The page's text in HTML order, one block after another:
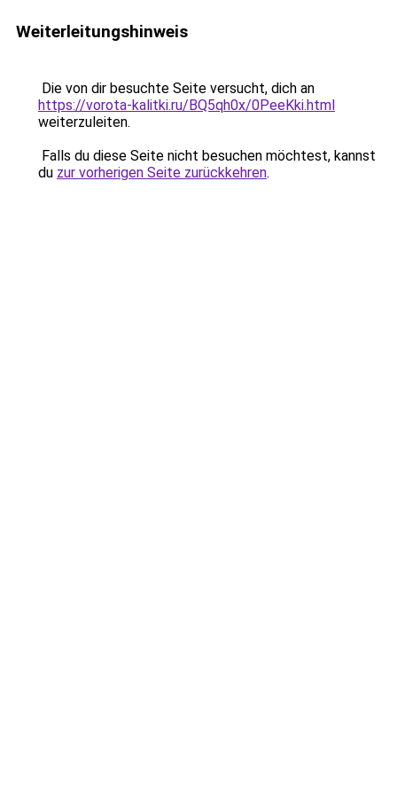
Weiterleitungshinweis
Die von dir besuchte Seite versucht, dich an
https://vorota-kalitki.ru/BQ5qh0x/0PeeKki.html
weiterzuleiten.
Falls du diese Seite nicht besuchen möchtest, kannst
du zur vorherigen Seite zurückkehren.